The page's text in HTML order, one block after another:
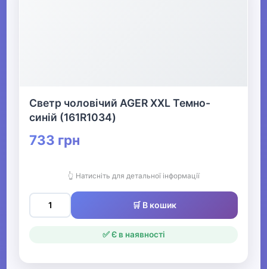
Светр чоловічий AGER XXL Темно-
синій (161R1034)
733 грн
👆 Натисніть для детальної інформації
🛒 В кошик
✅ Є в наявності